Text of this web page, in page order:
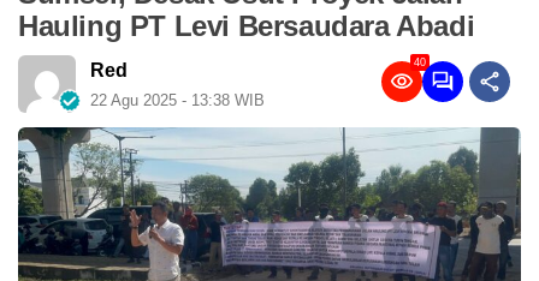
Hauling PT Levi Bersaudara Abadi
Red
22 Agu 2025 - 13:38 WIB
40